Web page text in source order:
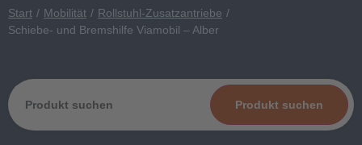
Start Mobilität
Rollstuhl-Zusatzantriebe
Schiebe- und Bremshilfe Viamobil – Alber
Produkt suchen